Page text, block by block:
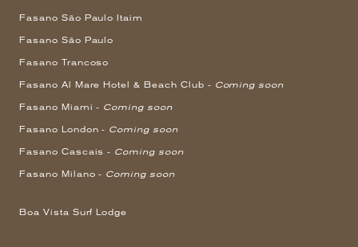
Fasano São Paulo Itaim
Fasano São Paulo
Fasano Trancoso
Fasano Al Mare Hotel & Beach Club - Coming soon
Fasano Miami - Coming soon
Fasano London - Coming soon
Fasano Cascais - Coming soon
Fasano Milano - Coming soon
Boa Vista Surf Lodge